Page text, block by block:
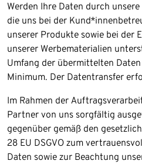
Werden Ihre Daten durch
die uns bei der
unserer Produkte sowie bei der
unserer Werbematerialien
Umfang der übermittelten
Minimum. Der Datentransfer
Im Rahmen der
Partner von uns sorgfältig
gegenüber gemäß den
28 EU DSGVO zum
Daten sowie zur Beachtung